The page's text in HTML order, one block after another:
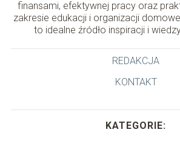
finansami, efektywnej pracy oraz
zakresie edukacji i organizacji
to idealne źródło inspiracji i
REDAKCJA
KONTAKT
KATEGORIE: